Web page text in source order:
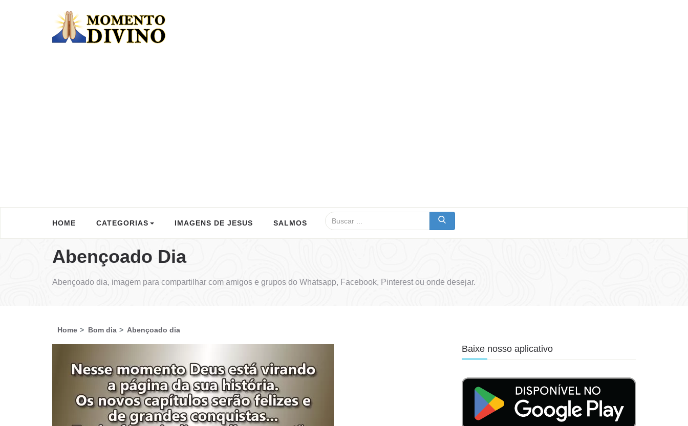
HOME CATEGORIAS IMAGENS DE JESUS SALMOS
Abençoado Dia
Abençoado dia, imagem para compartilhar com amigos e grupos do Whatsapp, Facebook, Pinterest ou onde desejar.
Home Bom dia Abençoado dia
Baixe nosso aplicativo